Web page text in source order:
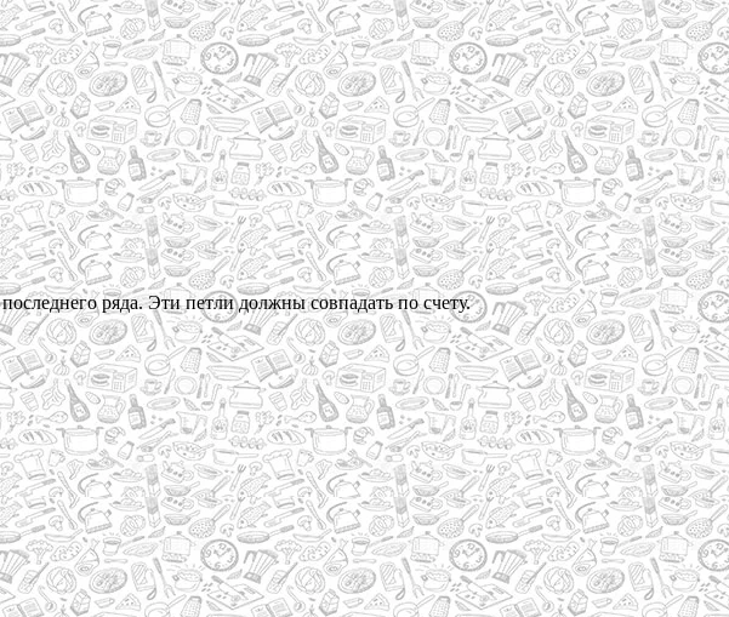
ряда. Эти петли должны совпадать по счету.